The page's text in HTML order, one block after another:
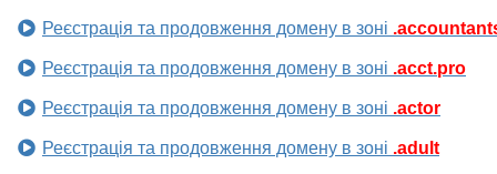
Реєстрація та продовження домену в зоні
Реєстрація та продовження домену в зоні .acct.pro
Реєстрація та продовження домену в зоні .actor
Реєстрація та продовження домену в зоні .adult